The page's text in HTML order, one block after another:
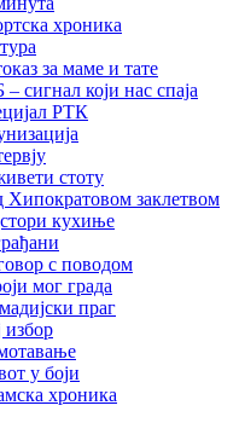
хроника
за маме и тате
сигнал који нас спаја
РТК
стоту
Хипократовом заклетвом
кухиње
с поводом
мог града
праг
избор
у боји
хроника